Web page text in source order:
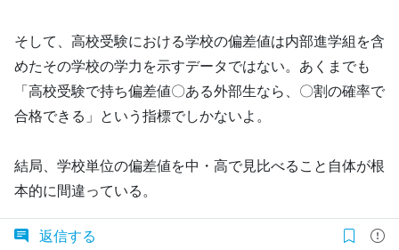
そして、高校受験における学校の偏差値は内部進学組を含
めたその学校の学力を示すデータではない。あくまでも
「高校受験で持ち偏差値〇ある外部生なら、〇割の確率で
合格できる」という指標でしかないよ。
結局、学校単位の偏差値を中・高で見比べること自体が根
本的に間違っている。
返信する